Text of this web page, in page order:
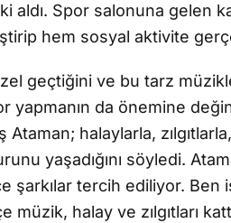
aldı. Spor salonuna gelen
hem sosyal aktivite
geçtiğini ve bu tarz
yapmanın da önemine
Ataman; halaylarla,
yaşadığını söyledi.
şarkılar tercih ediliyor. Ben
müzik, halay ve zılgıtları